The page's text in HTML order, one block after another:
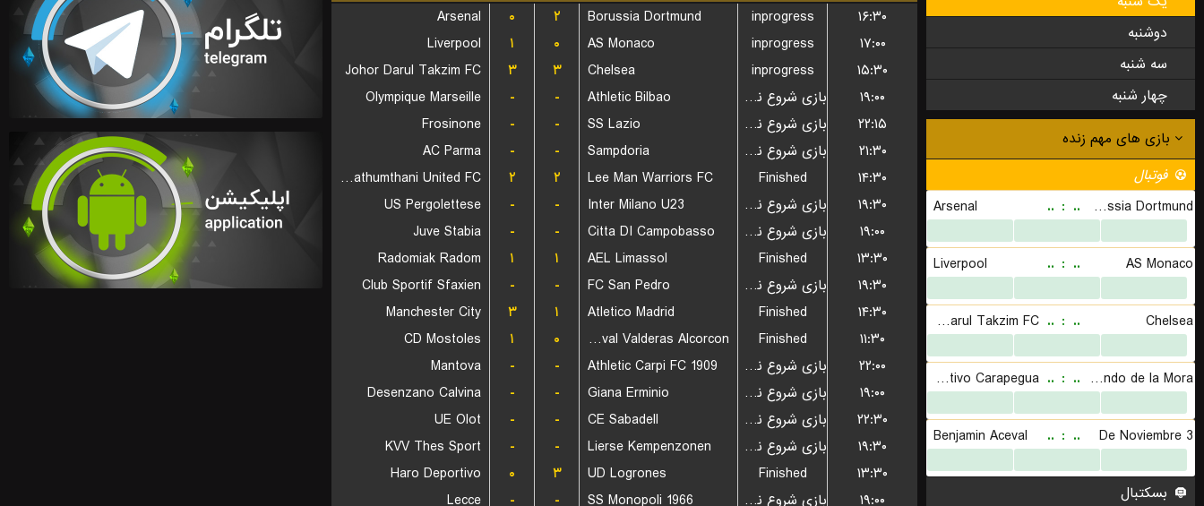
دوشنبه
سه شنبه
چهار شنبه
Arsenal ۰ ۲ Borussia Dortmund inprogress
۱۶:۳۰
Liverpool
۱ ۰ AS Monaco inprogress
۱۷:۰۰
Johor Darul Takzim FC
۳ ۳ Chelsea inprogress
۱۵:۳۰
Olympique Marseille
- - Athletic Bilbao بازی شروع نشده است
۱۹:۰۰
Frosinone
- - SS Lazio بازی شروع نشده است
۲۲:۱۵
AC Parma
- - Sampdoria بازی شروع نشده است
۲۱:۳۰
Bangkok Glass Pathumthani United FC
۲ ۲ Lee Man Warriors FC Finished
۱۴:۳۰
US Pergolettese
- - Inter Milano U23 بازی شروع نشده است
۱۹:۳۰
Juve Stabia
- - Citta DI Campobasso بازی شروع نشده است
۱۹:۰۰
Radomiak Radom
۱ ۱ AEL Limassol Finished
۱۳:۳۰
Club Sportif Sfaxien
- - FC San Pedro بازی شروع نشده است
۱۹:۳۰
Manchester City
۳ ۱ Atletico Madrid Finished
۱۴:۳۰
CD Mostoles
۱ ۰ CF Trival Valderas Alcorcon Finished
۱۱:۳۰
Mantova
- - Athletic Carpi FC 1909 بازی شروع نشده است
۲۲:۰۰
Desenzano Calvina
- - Giana Erminio بازی شروع نشده است
۱۹:۰۰
UE Olot
- - CE Sabadell بازی شروع نشده است
۲۲:۳۰
KVV Thes Sport
- - Lierse Kempenzonen بازی شروع نشده است
۱۹:۳۰
Haro Deportivo
۰ ۳ UD Logrones Finished
۱۳:۳۰
Lecce
- - SS Monopoli 1966 بازی شروع نشده است
۱۹:۰۰